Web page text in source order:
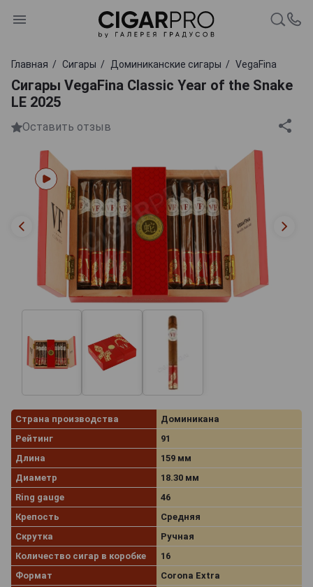
Главная Сигары Доминиканские сигары VegaFina
Сигары VegaFina Classic Year of the Snake
LE 2025
Оставить отзыв
Страна производства
Доминикана
Рейтинг
91
Длина
159 мм
Диаметр
18.30 мм
Ring gauge
46
Крепость
Средняя
Скрутка
Ручная
Количество сигар в коробке
16
Формат
Corona Extra